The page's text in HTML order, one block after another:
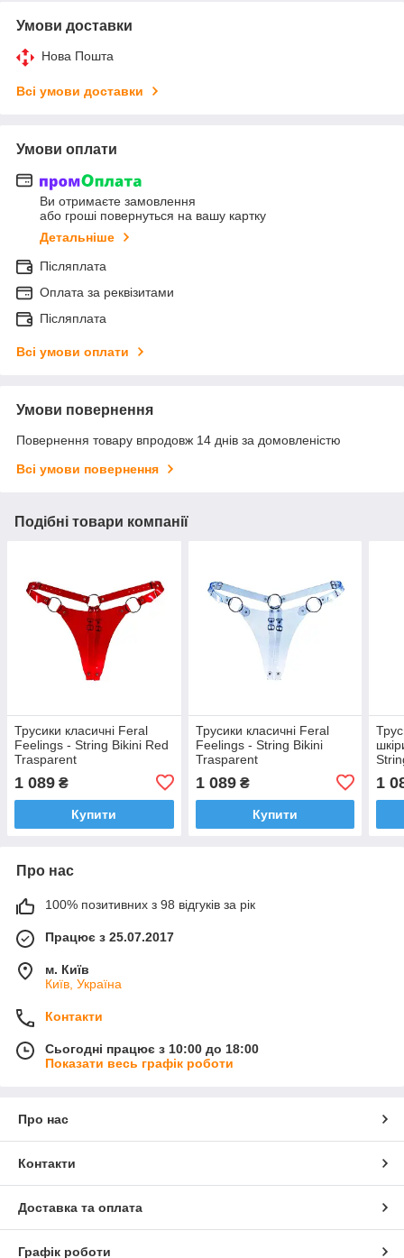
Умови доставки
Нова Пошта
Всі умови доставки
Умови оплати
Ви отримаєте замовлення
або гроші повернуться на вашу картку
Детальніше
Післяплата
Оплата за реквізитами
Післяплата
Всі умови оплати
Умови повернення
Повернення товару впродовж 14 днів за домовленістю
Всі умови повернення
Подібні товари компанії
Трусики класичні Feral
Feelings - String Bikini Red
Trasparent
1 089 ₴
Купити
Трусики класичні Feral
Feelings - String Bikini
Trasparent
1 089₴
Купити
1
Про нас
100% позитивних з 98 відгуків за рік
Працює з 25.07.2017
м. Київ
Київ, Україна
Контакти
Сьогодні працює з 10:00 до 18:00
Показати весь графік роботи
Про нас
Контакти
Доставка та оплата
Графік роботи